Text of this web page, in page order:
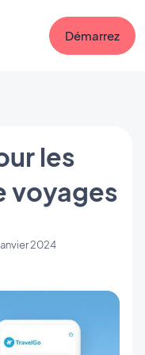
Démarrez
les
voyages
2024